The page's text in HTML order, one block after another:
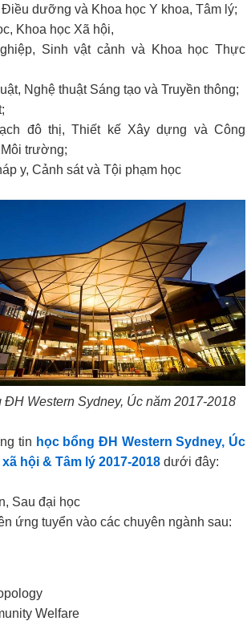
dưỡng và Khoa học Y khoa, Tâm lý;
Khoa học Xã hội,
Sinh vật cảnh và Khoa học Thực
Nghệ thuật Sáng tạo và Truyền thông;
đô thị, Thiết kế Xây dựng và Công
trường;
y, Cảnh sát và Tội phạm học
ĐH Western Sydney, Úc năm 2017-2018
tin học bổng ĐH Western Sydney, Úc
hội & Tâm lý 2017-2018 dưới đây:
Sau đại học
ứng tuyển vào các chuyên ngành sau:
Welfare